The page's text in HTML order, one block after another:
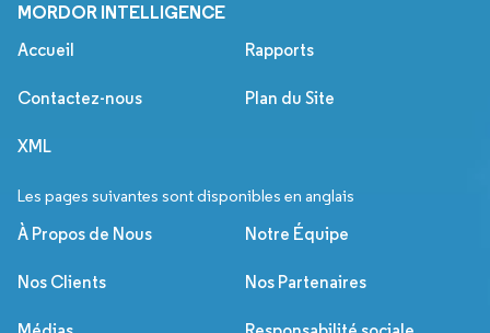
MORDOR INTELLIGENCE
Accueil Rapports
Contactez-nous Plan du Site
XML
Les pages suivantes sont disponibles en anglais
À Propos de Nous Notre Équipe
Nos Clients Nos Partenaires